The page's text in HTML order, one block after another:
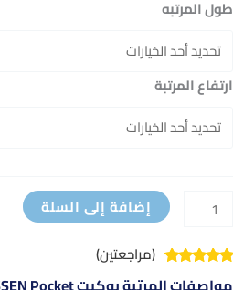
طول المرتبه
ارتفاع المرتبة
إضافة إلى السلة
(مراجعتين)